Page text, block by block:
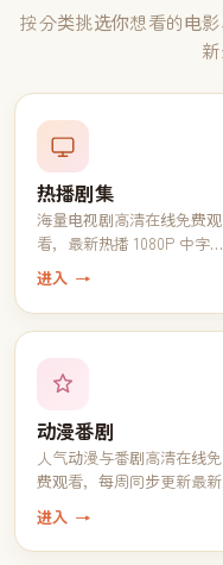
按分类挑选你想看的电
热播剧集
海量电视剧高清在线免费观
看，最新热播 1080P 中字完
结全集一键追完
进入 →
动漫番剧
人气动漫与番剧高清在线免
费观看，每周同步更新最新
一话
进入 →